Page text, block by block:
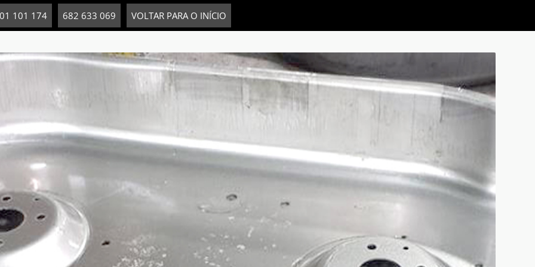
101 174 682 633 069 VOLTAR PARA O INÍCIO